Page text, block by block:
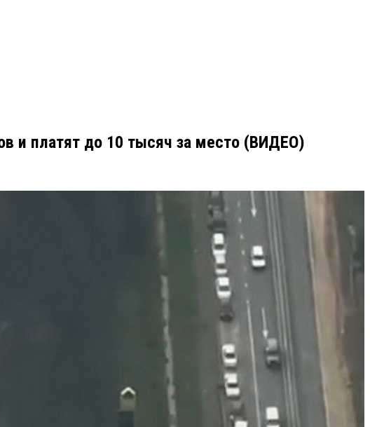
и платят до 10 тысяч за место (ВИДЕО)